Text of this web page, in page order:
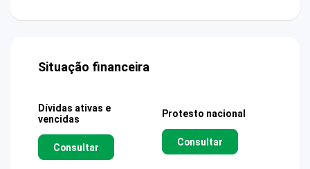
Situação financeira
Dívidas ativas e
vencidas
Consultar
Protesto nacional
Consultar